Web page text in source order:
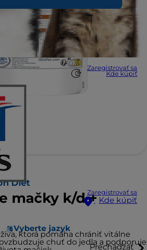
Zaregistrovať sa
Kde kúpiť
Zaregistrovať sa
Kde kúpiť
Vyberte jazyk
Prechádzať
Diet
mačky k/d +
ktorá pomáha chrániť vitálne
chuť do jedla a podporuje